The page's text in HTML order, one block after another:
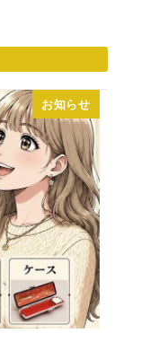
お知らせ